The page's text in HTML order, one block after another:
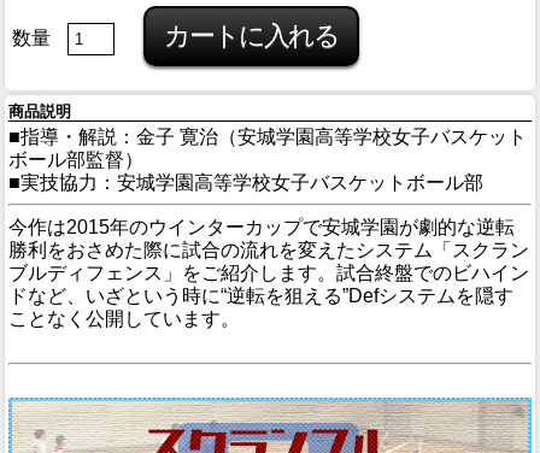
数量
商品説明
■指導・解説：金子 寛治（安城学園高等学校女子バスケット
ボール部監督）
■実技協力：安城学園高等学校女子バスケットボール部
今作は2015年のウインターカップで安城学園が劇的な逆転
勝利をおさめた際に試合の流れを変えたシステム「スクラン
ブルディフェンス」をご紹介します。試合終盤でのビハイン
ドなど、いざという時に“逆転を狙える”Defシステムを隠す
ことなく公開しています。